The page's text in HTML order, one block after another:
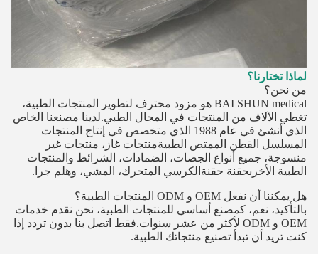
لماذا تختارنا؟
من نحن؟
BAI SHUN medical هو مزود محترف لتطوير المنتجات الطبية،
تغطي الآلاف من المنتجات في المجال الطبي.لدينا مصنعنا الخاص
الذي أنشئ في عام 1988 الذي متخصص في إنتاج المنتجات
المسلسل القطن الممتص الطبيةمنتجات غاز، منتجات غير
منسوجة، جميع أنواع الجصات، الضمادات، الشرائط والمنتجات
الطبية الأخرىحقنة حقنةالكرسي المتحرك، المشي، وهلم جرا.
هل يمكننا أن نفعل OEM و ODM المنتجات الطبية؟
بالتأكيد، نعم، كمصنع أساسي للمنتجات الطبية، نحن نقدم خدمات
OEM و ODM لأكثر من عشر سنوات.فقط اتصل بنا بدون تردد إذا
كنت تريد أن تبدأ تصنيع منتجاتك الطبية.